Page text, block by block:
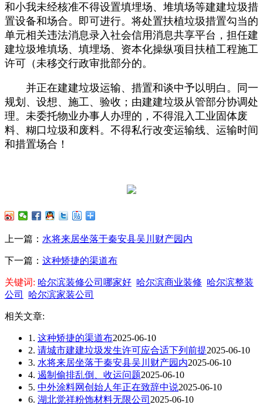
和小我未经核准不得设置填埋场、堆填场等建建垃圾措
置设备和场合。即可进行。将处置扶植垃圾措置勾当的
单元相关违法消息录入社会信用消息共享平台，担任建
建垃圾堆填场、填埋场、资本化操纵项目扶植工程施工
许可（未移交行政审批部分的。
并正在建建垃圾运输、措置和谈中予以明白。同一
规划、设想、施工、验收；由建建垃圾从管部分协调处
理。未委托物业办事人办理的，不得混入工业固体废
料、糊口垃圾和废料。不得私行改变运输线、运输时间
和措置场合！
上一篇： 水将来居坐落于秦安县吴川财产园内
下一篇： 这种矫捷的渠道布
关键词: 哈尔滨装修公司哪家好 哈尔滨商业装修 哈尔滨整装
公司
哈尔滨家装公司
相关文章:
1. 这种矫捷的渠道布2025-06-10
2. 请城市建建垃圾发生许可应合适下列前提2025-06-10
3. 水将来居坐落于秦安县吴川财产园内2025-06-10
4. 遏制偷排乱倒、收运问题2025-06-10
5. 中外涂料网创始人年正在致辞中说2025-06-10
6. 湖北觉祥粉饰材料无限公司 2025-06-10